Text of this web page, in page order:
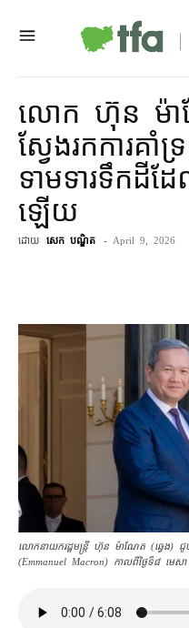
លោក ហ៊ុន ម៉ា
ស្វែងរក​ការ​គាំទ្
ទាមទារ​ទឹកដី​ដ
ឡើយ
ដោយ សេក បណ្ឌិត - April 9, 2026
លោកនាយករដ្ឋមន្ត្រី ហ៊ុន ម៉ាណែត (ឆ្វេង) ជូ
(Emmanuel Macron) កាល​ពីថ្ងៃទ៏៨ ម